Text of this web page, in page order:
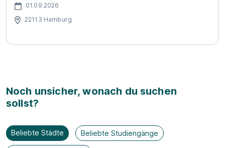
01.09.2026
22113 Hamburg
Noch unsicher, wonach du suchen
sollst?
Beliebte Städte Beliebte Studiengänge